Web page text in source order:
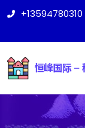
+13594780310